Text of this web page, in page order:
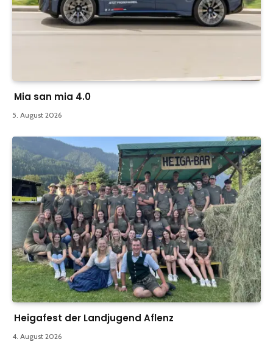
Mia san mia 4.0
5. August 2026
Heigafest der Landjugend Aflenz
4. August 2026